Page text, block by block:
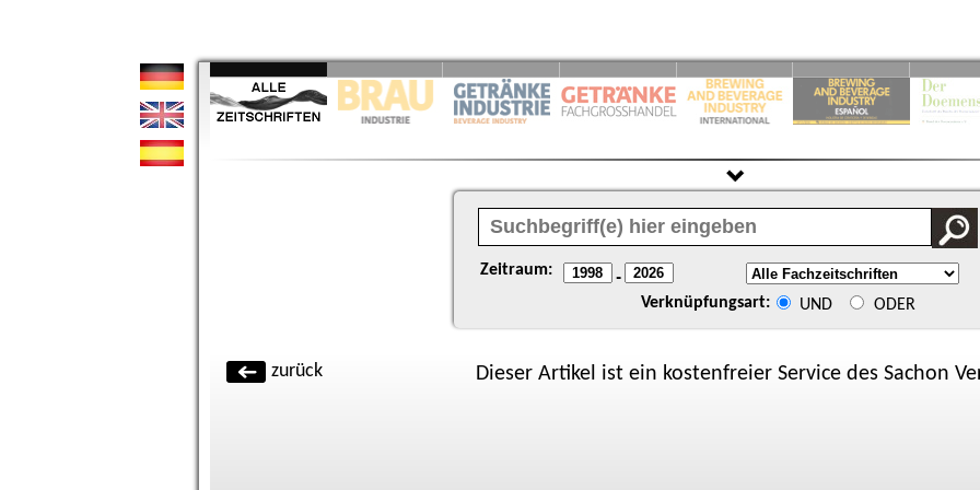
Zeitraum: -
Verknüpfungsart: UND ODER
zurück Dieser Artikel ist ein kostenfreier Service des Sachon